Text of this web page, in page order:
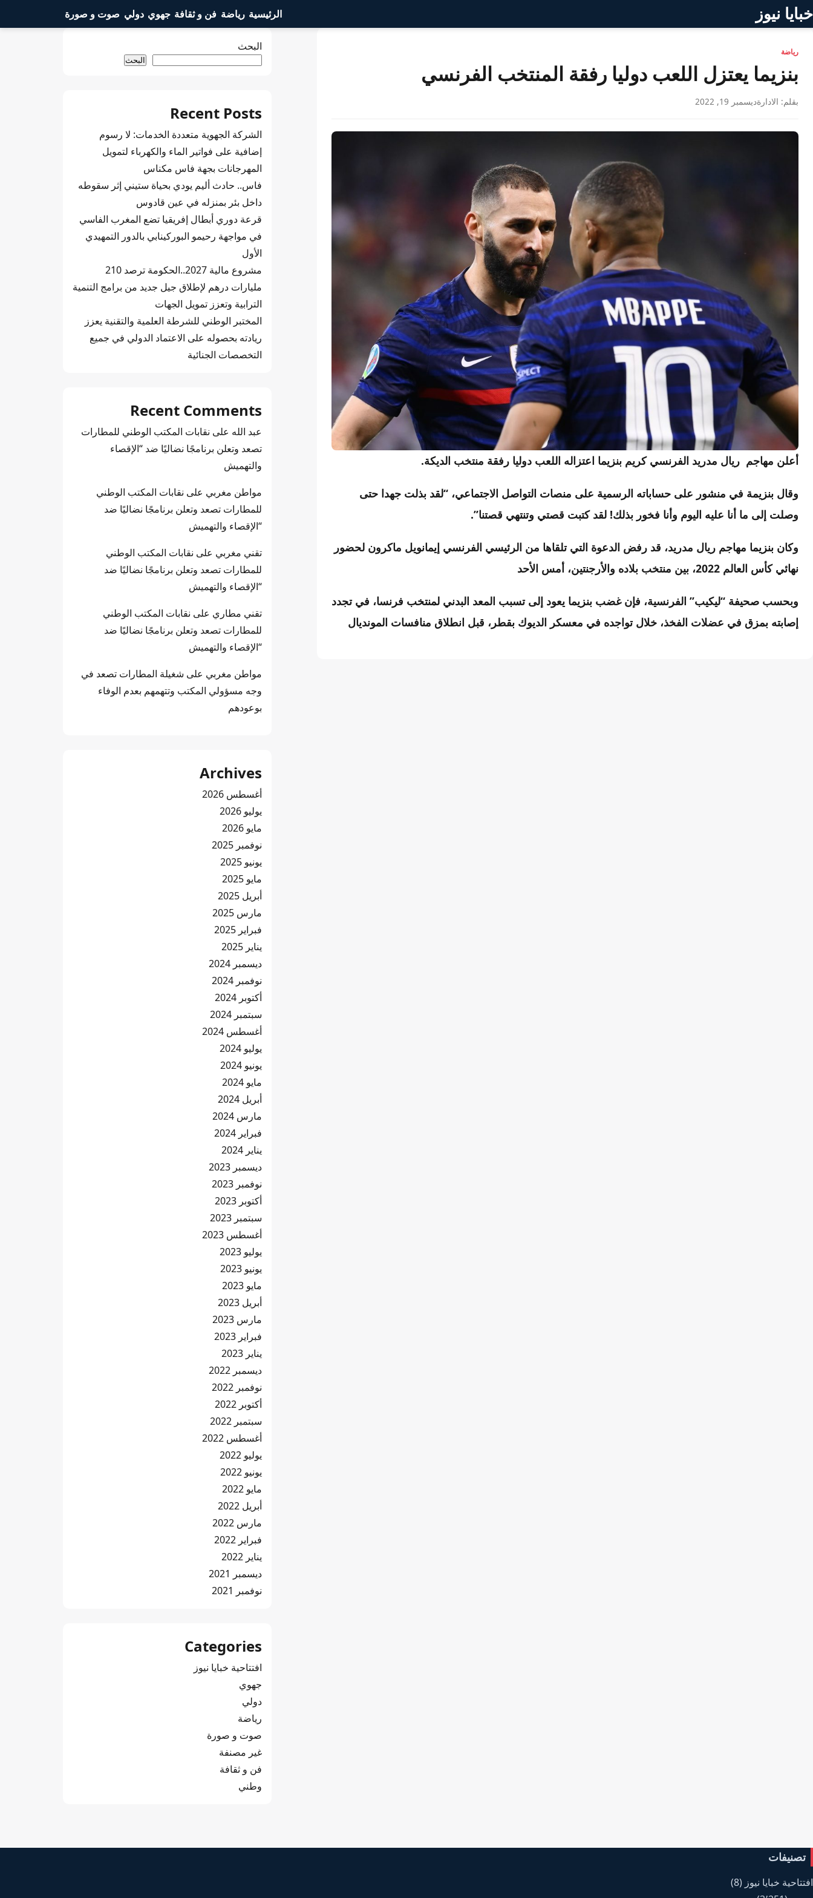
خبايا نيوز الرئيسية رياضة فن و ثقافة جهوي دولي صوت و صورة
رياضة
بنزيما يعتزل اللعب دوليا رفقة المنتخب الفرنسي
بقلم: الادارةديسمبر 19, 2022
أعلن مهاجم ريال مدريد الفرنسي كريم بنزيما اعتزاله اللعب دوليا رفقة منتخب الديكة.
وقال بنزيمة في منشور على حساباته الرسمية على منصات التواصل الاجتماعي، “لقد بذلت جهدا حتى
وصلت إلى ما أنا عليه اليوم وأنا فخور بذلك! لقد كتبت قصتي وتنتهي قصتنا”.
وكان بنزيما مهاجم ريال مدريد، قد رفض الدعوة التي تلقاها من الرئيسي الفرنسي إيمانويل ماكرون لحضور
نهائي كأس العالم 2022، بين منتخب بلاده والأرجنتين، أمس الأحد
وبحسب صحيفة “ليكيب” الفرنسية، فإن غضب بنزيما يعود إلى تسبب المعد البدني لمنتخب فرنسا، في تجدد
إصابته بمزق في عضلات الفخذ، خلال تواجده في معسكر الديوك بقطر، قبل انطلاق منافسات المونديال
البحث
البحث
Recent Posts
الشركة الجهوية متعددة الخدمات: لا رسوم
إضافية على فواتير الماء والكهرباء لتمويل
المهرجانات بجهة فاس مكناس
فاس.. حادث أليم يودي بحياة ستيني إثر سقوطه
داخل بئر بمنزله في عين قادوس
قرعة دوري أبطال إفريقيا تضع المغرب الفاسي
في مواجهة رحيمو البوركينابي بالدور التمهيدي
الأول
مشروع مالية 2027..الحكومة ترصد 210
مليارات درهم لإطلاق جيل جديد من برامج التنمية
الترابية وتعزز تمويل الجهات
المختبر الوطني للشرطة العلمية والتقنية يعزز
ريادته بحصوله على الاعتماد الدولي في جميع
التخصصات الجنائية
Recent Comments
عبد الله على نقابات المكتب الوطني للمطارات
تصعد وتعلن برنامجًا نضاليًا ضد “الإقصاء
والتهميش
مواطن مغربي على نقابات المكتب الوطني
للمطارات تصعد وتعلن برنامجًا نضاليًا ضد
“الإقصاء والتهميش
تقني مغربي على نقابات المكتب الوطني
للمطارات تصعد وتعلن برنامجًا نضاليًا ضد
“الإقصاء والتهميش
تقني مطاري على نقابات المكتب الوطني
للمطارات تصعد وتعلن برنامجًا نضاليًا ضد
“الإقصاء والتهميش
مواطن مغربي على شغيلة المطارات تصعد في
وجه مسؤولي المكتب وتتهمهم بعدم الوفاء
بوعودهم
Archives
أغسطس 2026
يوليو 2026
مايو 2026
نوفمبر 2025
يونيو 2025
مايو 2025
أبريل 2025
مارس 2025
فبراير 2025
يناير 2025
ديسمبر 2024
نوفمبر 2024
أكتوبر 2024
سبتمبر 2024
أغسطس 2024
يوليو 2024
يونيو 2024
مايو 2024
أبريل 2024
مارس 2024
فبراير 2024
يناير 2024
ديسمبر 2023
نوفمبر 2023
أكتوبر 2023
سبتمبر 2023
أغسطس 2023
يوليو 2023
يونيو 2023
مايو 2023
أبريل 2023
مارس 2023
فبراير 2023
يناير 2023
ديسمبر 2022
نوفمبر 2022
أكتوبر 2022
سبتمبر 2022
أغسطس 2022
يوليو 2022
يونيو 2022
مايو 2022
أبريل 2022
مارس 2022
فبراير 2022
يناير 2022
ديسمبر 2021
نوفمبر 2021
Categories
افتتاحية خبايا نيوز
جهوي
دولي
رياضة
صوت و صورة
غير مصنفة
فن و ثقافة
وطني
تصنيفات
افتتاحية خبايا نيوز (8)